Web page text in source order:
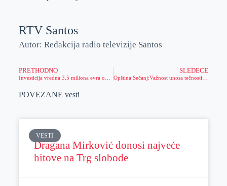
RTV Santos
Autor: Redakcija radio televizije Santos
PRETHODNO SLEDEĆE
POVEZANE vesti
VESTI
Dragana Mirković donosi najveće
hitove na Trg slobode